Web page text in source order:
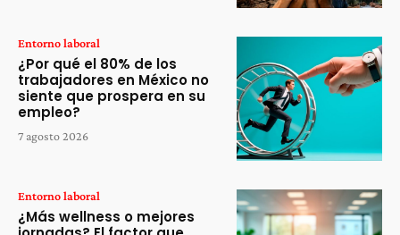
Entorno laboral
¿Por qué el 80% de los
trabajadores en México no
siente que prospera en su
empleo?
7 agosto 2026
Entorno laboral
¿Más wellness o mejores